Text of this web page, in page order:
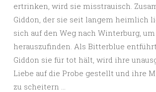
ertrinken, wird sie misstrauisch.
Giddon, der sie seit langem heimlich
sich auf den Weg nach Winterburg,
herauszufinden. Als Bitterblue
Giddon sie für tot hält, wird ihre
Liebe auf die Probe gestellt und ihre
zu scheitern …